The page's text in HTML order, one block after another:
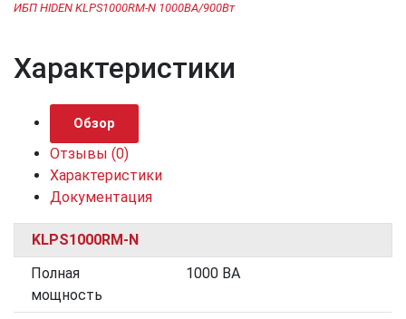
ИБП HIDEN KLPS1000RM-N 1000ВА/900Вт
Характеристики
Обзор
Отзывы (0)
Характеристики
Документация
KLPS1000RM-N
Полная
мощность
1000 ВА